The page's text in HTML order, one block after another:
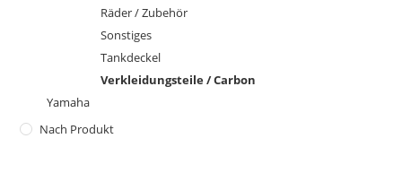
Räder / Zubehör
Sonstiges
Tankdeckel
Verkleidungsteile / Carbon
Yamaha
Nach Produkt